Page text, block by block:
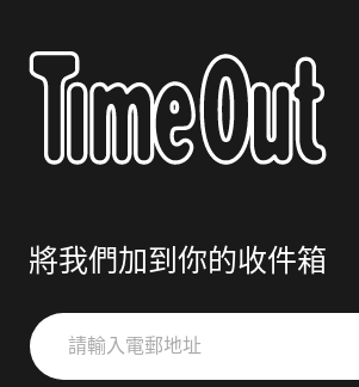
將我們加到你的收件箱
請
輸